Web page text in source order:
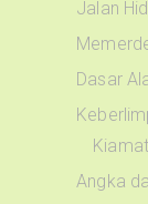
Jalan
Dasar
Kiamat
Angka